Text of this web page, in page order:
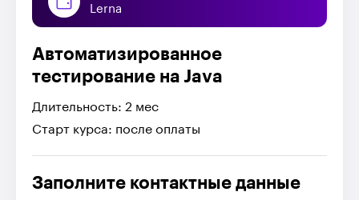
Lerna
Автоматизированное
тестирование на Java
Длительность: 2 мес
Старт курса: после оплаты
Заполните контактные данные